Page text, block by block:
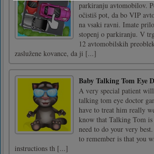
parkiranju avtomobilov.
očistiš pot, da bo VIP
na vsaki ravni. Imate
stopenj o parkiranju. V
12 avtomobilskih
zaslužene kovance, da ji [...]
Baby Talking Tom Eye
A very special patient
talking tom eye doctor
have to treat him really
know that Talking Tom is
need to do your very
to remember is that you
instructions th [...]